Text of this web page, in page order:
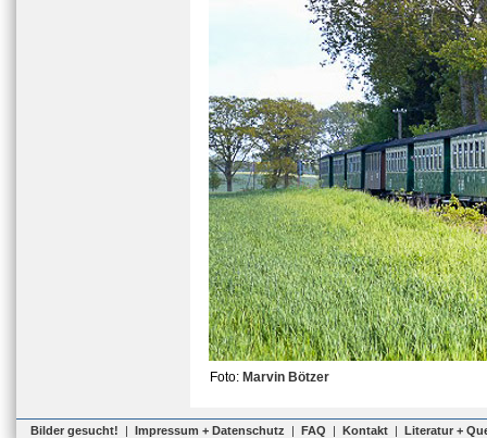
Foto: Marvin Bötzer
Bilder gesucht! | Impressum + Datenschutz | FAQ | Kontakt | Literatur +